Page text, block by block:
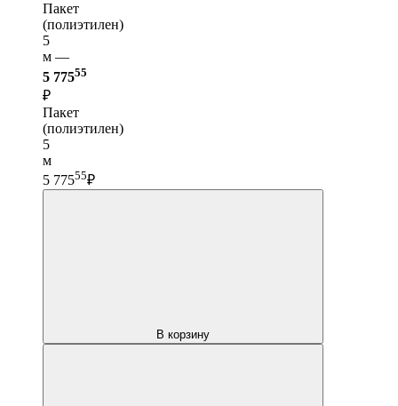
Пакет
(полиэтилен)
5
м —
5 77555
₽
Пакет
(полиэтилен)
5
м
5 77555₽
В корзину